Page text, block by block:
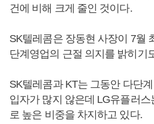
건에 비해 크게 줄인 것이다.
SK텔레콤은 장동현 사장이 7월
단계영업의 근절 의지를 밝히기
SK텔레콤과 KT는 그동안 다단
입자가 많지 않은데 LG유플러
로 높은 비중을 차지하고 있다.